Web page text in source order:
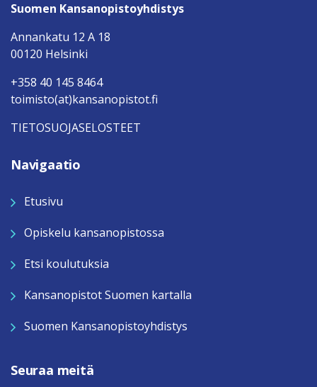
Suomen Kansanopistoyhdistys
Annankatu 12 A 18
00120 Helsinki
+358 40 145 8464
toimisto(at)kansanopistot.fi
TIETOSUOJASELOSTEET
Navigaatio
Etusivu
Opiskelu kansanopistossa
Etsi koulutuksia
Kansanopistot Suomen kartalla
Suomen Kansanopistoyhdistys
Seuraa meitä